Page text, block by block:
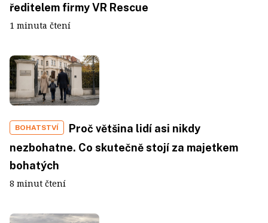
ředitelem firmy VR Rescue
1 minuta čtení
BOHATSTVÍ
Proč většina lidí asi nikdy
nezbohatne. Co skutečně stojí za majetkem
bohatých
8 minut čtení